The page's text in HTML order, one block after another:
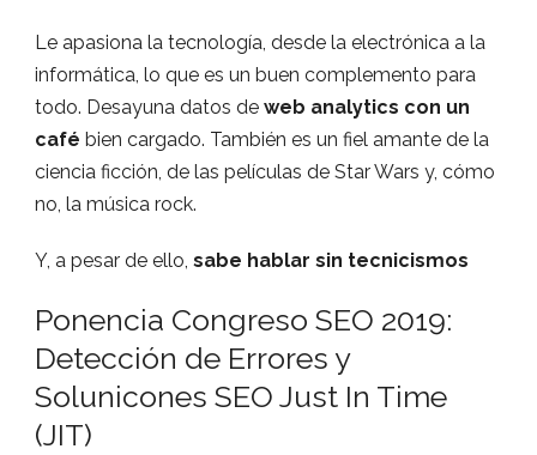
Le apasiona la tecnología, desde la electrónica a la
informática, lo que es un buen complemento para
todo. Desayuna datos de web analytics con un
café bien cargado. También es un fiel amante de la
ciencia ficción, de las películas de Star Wars y, cómo
no, la música rock.
Y, a pesar de ello, sabe hablar sin tecnicismos
Ponencia Congreso SEO 2019:
Detección de Errores y
Solunicones SEO Just In Time
(JIT)